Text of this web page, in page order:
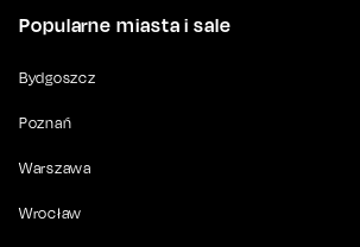
Popularne miasta i sale
Bydgoszcz
Poznań
Warszawa
Wrocław